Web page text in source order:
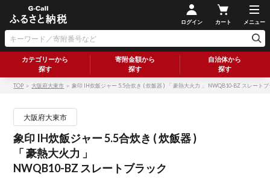
ログイン カート メニュー
カテゴリーから
探す
寄附金額から
探す
自治体から
探す
TOP ＞大阪府大東市 ＞ 象印 IH炊飯ジャー 5.5合炊き ( 炊飯器 ) 「 豪熱大火力 」 NWQB10-BZ スレート
大阪府大東市
象印 IH炊飯ジャー 5.5合炊き ( 炊飯器 )
「 豪熱大火力 」
NWQB10-BZ スレートブラック